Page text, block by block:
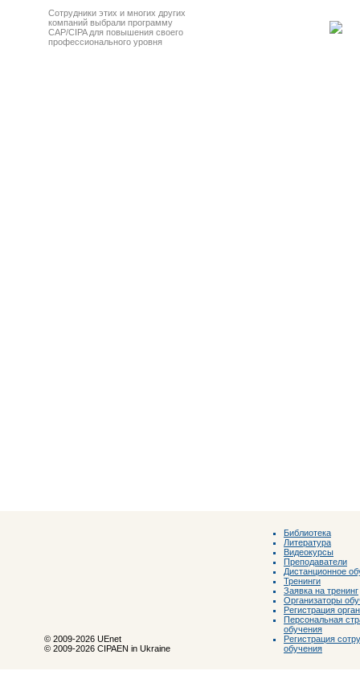
Сотрудники этих и многих других
компаний выбрали программу
CAP/CIPA для повышения своего
профессионального уровня
© 2009-2026 UEnet
© 2009-2026 CIPAEN in Ukraine
Библиотека
Литература
Видеокурсы
Преподаватели
Дистанционное
Тренинги
Заявка на тренинг
Организаторы
Регистрация
Персональная
обучения
Регистрация
обучения